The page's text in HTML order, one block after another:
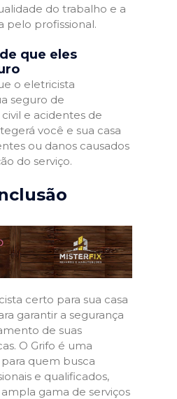
do trabalho e a
pelo profissional.
que eles
o eletricista
seguro de
e acidentes de
você e sua casa
ou danos causados
do serviço.
certo para sua casa
garantir a segurança
de suas
O Grifo é uma
quem busca
e qualificados,
gama de serviços